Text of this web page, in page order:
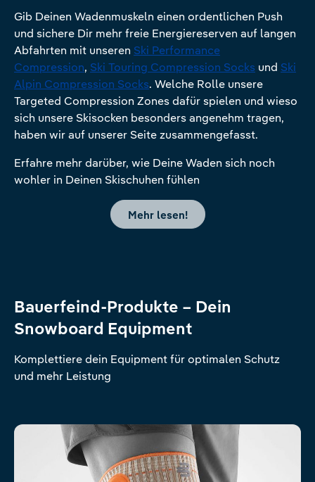
Gib Deinen Wadenmuskeln einen ordentlichen Push
und sichere Dir mehr freie Energiereserven auf langen
Abfahrten mit unseren Ski Performance
Compression, Ski Touring Compression Socks und Ski
Alpin Compression Socks. Welche Rolle unsere
Targeted Compression Zones dafür spielen und wieso
sich unsere Skisocken besonders angenehm tragen,
haben wir auf unserer Seite zusammengefasst.
Erfahre mehr darüber, wie Deine Waden sich noch
wohler in Deinen Skischuhen fühlen
Mehr lesen!
Bauerfeind-Produkte – Dein
Snowboard Equipment
Komplettiere dein Equipment für optimalen Schutz
und mehr Leistung
Produktgalerie überspringen